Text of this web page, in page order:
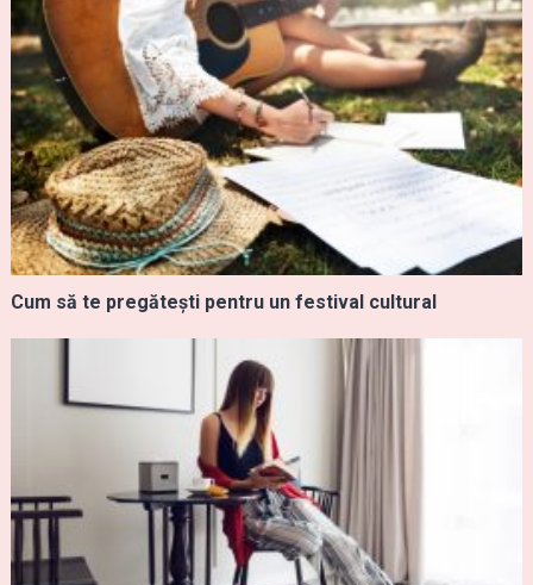
Cum să te pregătești pentru un festival cultural